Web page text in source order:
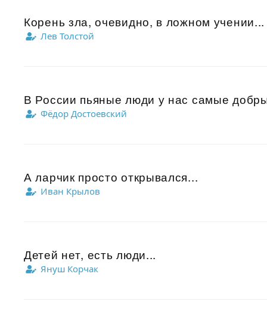
Корень зла, очевидно, в ложном учении...
Лев Толстой
В России пьяные люди у нас самые
Фёдор Достоевский
А ларчик просто открывался...
Иван Крылов
Детей нет, есть люди...
Януш Корчак